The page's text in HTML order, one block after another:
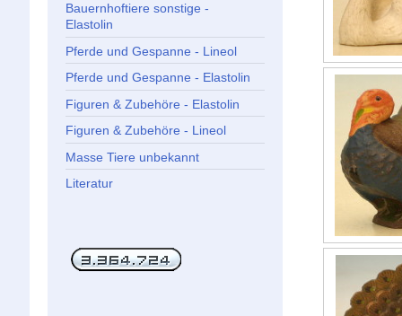
Bauernhoftiere sonstige -
Elastolin
Pferde und Gespanne - Lineol
Pferde und Gespanne - Elastolin
Figuren & Zubehöre - Elastolin
Figuren & Zubehöre - Lineol
Masse Tiere unbekannt
Literatur